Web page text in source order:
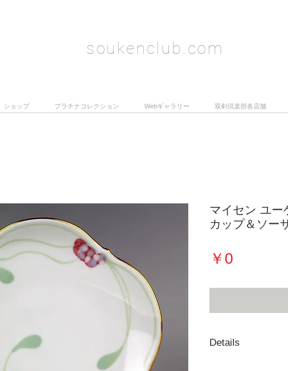
soukenclub.com
ショップ プラチナコレクション Webギャラリー 双剣倶楽部各店舗
マイセン ユー
カップ＆ソー
￥0価
Details